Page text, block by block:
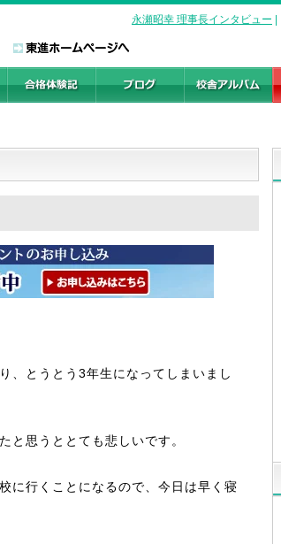
永瀬昭幸 理事長インタビュー
、とうとう3年生になってしまいまし
と思うととても悲しいです。
に行くことになるので、今日は早く寝